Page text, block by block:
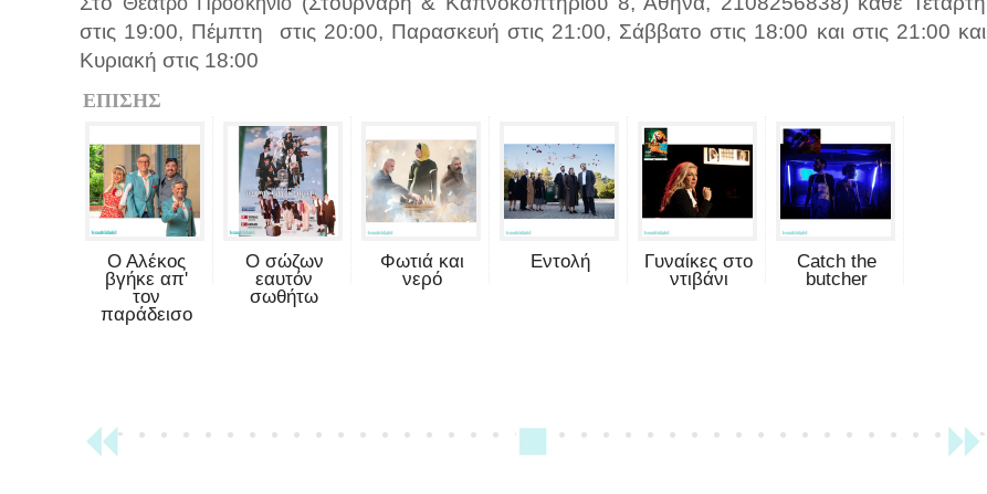
στις 19:00, Πέμπτη στις 20:00, Παρασκευή στις 21:00, Σάββατο στις 18:00 και στις 21:00 και
Κυριακή στις 18:00
ΕΠΙΣΗΣ
Ο Αλέκος
βγήκε απ'
τον
παράδεισο
Ο σώζων
εαυτόν
σωθήτω
Φωτιά και
νερό
Εντολή
Γυναίκες στο
ντιβάνι
Catch the
butcher